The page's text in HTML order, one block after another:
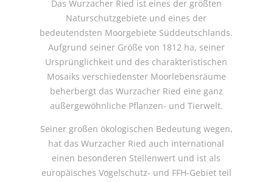
Das Wurzacher Ried ist eines der größten
Naturschutzgebiete und eines der
bedeutendsten Moorgebiete Süddeutschlands.
Aufgrund seiner Größe von 1812 ha, seiner
Ursprünglichkeit und des charakteristischen
Mosaiks verschiedenster Moorlebensräume
beherbergt das Wurzacher Ried eine ganz
außergewöhnliche Pflanzen- und Tierwelt.
Seiner großen ökologischen Bedeutung wegen,
hat das Wurzacher Ried auch international
einen besonderen Stellenwert und ist als
europäisches Vogelschutz- und FFH-Gebiet teil